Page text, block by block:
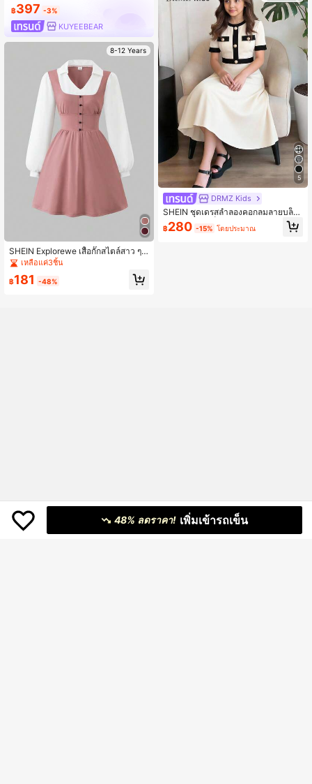
฿397 -3%
KUYEEBEAR
8-12 Years
SHEIN Explorewe เสื้อกั๊กสไตล์สาว ๆ
Preppy 2 In 1 ชุดเดรสลำลอง, ชุดไปโร
งเรียนแบบหวานและสง่างามรัดรูปช่วงเ
อว
เหลือแค่3ชิ้น
฿181 -48%
5
DRMZ Kids
SHEIN ชุดเดรสลำลองคอกลมลายบล็อ
กสีทอสำหรับเด็กผู้หญิงวัยรุ่น
฿280 -15% โดยประมาณ
48% ลดราคา! เพิ่มเข้ารถเข็น